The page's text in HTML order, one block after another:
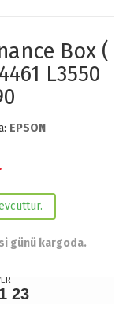
Box (
L3550
EPSON
günü kargoda.
23